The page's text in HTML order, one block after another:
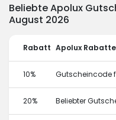
Beliebte Apolux
August 2026
Rabatt Apolux Rabatte
10% Gutscheincode
20% Beliebter